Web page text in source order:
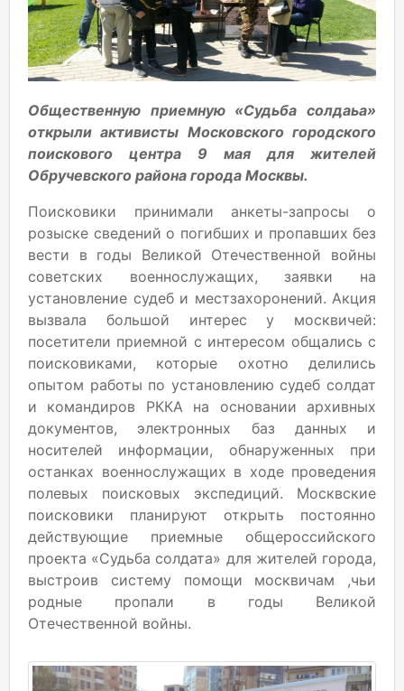
Общественную приемную «Судьба солдаьа»
открыли активисты Московского городского
поискового центра 9 мая для жителей
Обручевского района города Москвы.
Поисковики принимали анкеты-запросы о
розыске сведений о погибших и пропавших без
вести в годы Великой Отечественной войны
советских военнослужащих, заявки на
установление судеб и местзахоронений. Акция
вызвала большой интерес у москвичей:
посетители приемной с интересом общались с
поисковиками, которые охотно делились
опытом работы по установлению судеб солдат
и командиров РККА на основании архивных
документов, электронных баз данных и
носителей информации, обнаруженных при
останках военнослужащих в ходе проведения
полевых поисковых экспедиций. Москвские
поисковики планируют открыть постоянно
действующие приемные общероссийского
проекта «Судьба солдата» для жителей города,
выстроив систему помощи москвичам ,чьи
родные пропали в годы Великой
Отечественной войны.